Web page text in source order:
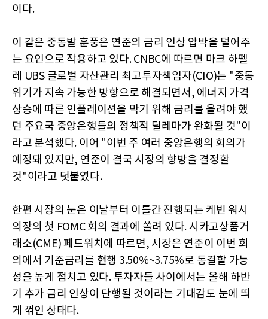
이다.
이 같은 중동발 훈풍은 연준의 금리 인상 압박을 덜어주
는 요인으로 작용하고 있다. CNBC에 따르면 마크 하펠
레 UBS 글로벌 자산관리 최고투자책임자(CIO)는 "중동
위기가 지속 가능한 방향으로 해결되면서, 에너지 가격
상승에 따른 인플레이션을 막기 위해 금리를 올려야 했
던 주요국 중앙은행들의 정책적 딜레마가 완화될 것"이
라고 분석했다. 이어 "이번 주 여러 중앙은행의 회의가
예정돼 있지만, 연준이 결국 시장의 향방을 결정할
것"이라고 덧붙였다.
한편 시장의 눈은 이날부터 이틀간 진행되는 케빈 워시
의장의 첫 FOMC 회의 결과에 쏠려 있다. 시카고상품거
래소(CME) 페드워치에 따르면, 시장은 연준이 이번 회
의에서 기준금리를 현행 3.50%~3.75%로 동결할 가능
성을 높게 점치고 있다. 투자자들 사이에서는 올해 하반
기 추가 금리 인상이 단행될 것이라는 기대감도 눈에 띄
게 꺾인 상태다.